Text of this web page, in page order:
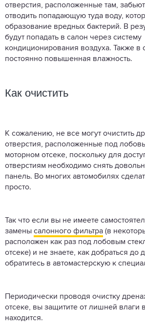
отверстия, расположенные там,
отводить попадающую туда воду,
образование вредных бактерий. В
будут попадать в салон через систему
кондиционирования воздуха. Также в
постоянно повышенная влажность.
Как очистить
К сожалению, не все могут очистить
отверстия, расположенные под
моторном отсеке, поскольку для
отверстиям необходимо снять
панель. Во многих автомобилях
просто.
Так что если вы не имеете
замены салонного фильтра (в
расположен как раз под лобовым
отсеке) и не знаете, как добраться
обратитесь в автомастерскую к
Периодически проводя очистку
отсеке, вы защитите от лишней влаги
находится.